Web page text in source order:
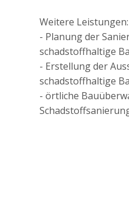
Weitere Leistungen:
- Planung der
schadstoffhaltige
- Erstellung der
schadstoffhaltige
- örtliche